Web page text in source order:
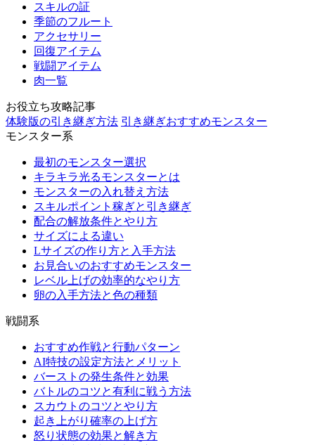
スキルの証
季節のフルート
アクセサリー
回復アイテム
戦闘アイテム
肉一覧
お役立ち攻略記事
体験版の引き継ぎ方法 引き継ぎおすすめモンスター
モンスター系
最初のモンスター選択
キラキラ光るモンスターとは
モンスターの入れ替え方法
スキルポイント稼ぎと引き継ぎ
配合の解放条件とやり方
サイズによる違い
Lサイズの作り方と入手方法
お見合いのおすすめモンスター
レベル上げの効率的なやり方
卵の入手方法と色の種類
戦闘系
おすすめ作戦と行動パターン
AI特技の設定方法とメリット
バーストの発生条件と効果
バトルのコツと有利に戦う方法
スカウトのコツとやり方
起き上がり確率の上げ方
怒り状態の効果と解き方